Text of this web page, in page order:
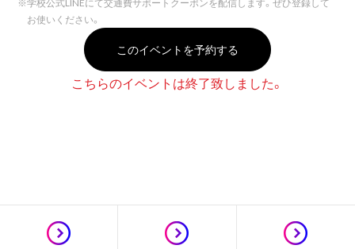
お使いください。
このイベントを予約する
こちらのイベントは終了致しました。